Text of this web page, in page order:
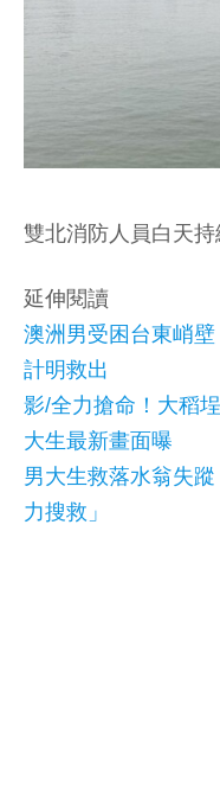
雙北消防人員白天持
延伸閱讀
澳洲男受困台東峭
計明救出
影/全力搶命！大稻
大生最新畫面曝
男大生救落水翁失
力搜救」